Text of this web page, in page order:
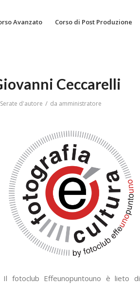
Avanzato Corso di Post Produzione
Ceccarelli
Serate d'autore / da amministratore
Il fotoclub Effeunopuntouno è lieto di